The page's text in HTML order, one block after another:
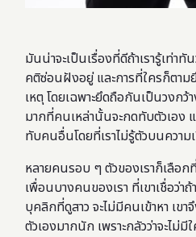
มันน่าจะเป็นเรื่องที่ดีถ้าเรารู้เท่า
คติซ่อนฝังอยู่ และการที่ใครก็ต
เหตุ โดยเฉพาะยึดถือกันเป็นวงก
มากที่คนเหล่านั้นจะกดทับตัวเอง
ทับคนอื่นโดยที่เราไม่รู้ตัวบนความ
หลายคนรอบ ๆ ตัวของเราก็เลือก
เพื่อนบางคนของเรา ที่เขาเชื่อว่า
บุคลิกที่ดูสาว จะไม่มีคนเข้าหา เข
ตัวเองมากนัก เพราะกลัวว่าจะไม่มี